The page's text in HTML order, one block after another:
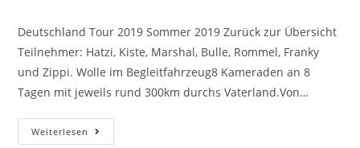
Deutschland Tour 2019 Sommer 2019 Zurück zur Übersicht
Teilnehmer: Hatzi, Kiste, Marshal, Bulle, Rommel, Franky
und Zippi. Wolle im Begleitfahrzeug8 Kameraden an 8
Tagen mit jeweils rund 300km durchs Vaterland.Von…
Weiterlesen